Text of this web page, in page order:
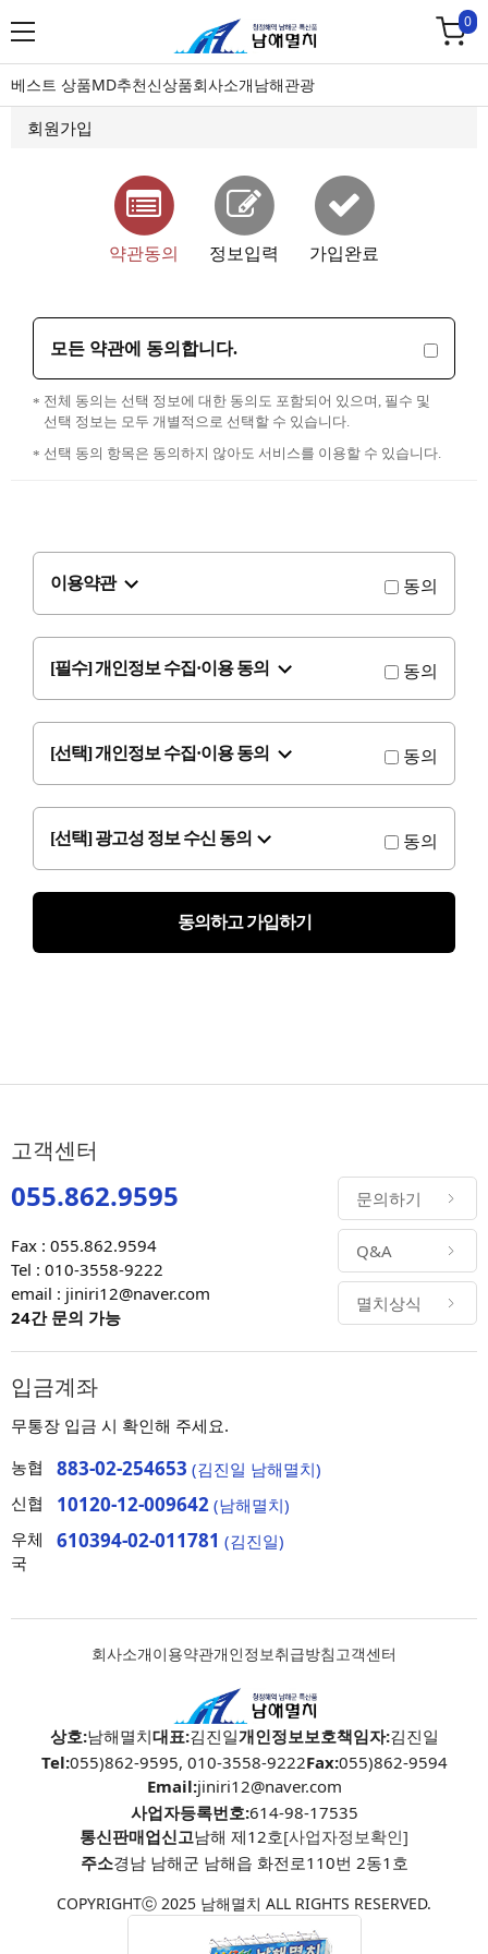
0
베스트 상품MD추천신상품회사소개남해관광
회원가입
약관동의 정보입력 가입완료
모든 약관에 동의합니다.
전체 동의는 선택 정보에 대한 동의도 포함되어 있으며, 필수 및
선택 정보는 모두 개별적으로 선택할 수 있습니다.
선택 동의 항목은 동의하지 않아도 서비스를 이용할 수 있습니다.
이용약관 동의
[필수] 개인정보 수집·이용 동의 동의
[선택] 개인정보 수집·이용 동의 동의
[선택] 광고성 정보 수신 동의 동의
동의하고 가입하기
고객센터
055.862.9595
Fax : 055.862.9594
Tel : 010-3558-9222
email : jiniri12@naver.com
24간 문의 가능
문의하기
Q&A
멸치상식
입금계좌
무통장 입금 시 확인해 주세요.
농협
883-02-254653 (김진일 남해멸치)
신협
10120-12-009642 (남해멸치)
우체
국
610394-02-011781 (김진일)
회사소개이용약관개인정보취급방침고객센터
상호:남해멸치대표:김진일개인정보보호책임자:김진일
Tel:055)862-9595, 010-3558-9222Fax:055)862-9594
Email:jiniri12@naver.com
사업자등록번호:614-98-17535
통신판매업신고남해 제12호[사업자정보확인]
주소경남 남해군 남해읍 화전로110번 2동1호
COPYRIGHTⓒ 2025 남해멸치 ALL RIGHTS RESERVED.